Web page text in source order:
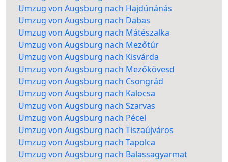
Umzug von Augsburg nach Hajdúnánás
Umzug von Augsburg nach Dabas
Umzug von Augsburg nach Mátészalka
Umzug von Augsburg nach Mezőtúr
Umzug von Augsburg nach Kisvárda
Umzug von Augsburg nach Mezőkövesd
Umzug von Augsburg nach Csongrád
Umzug von Augsburg nach Kalocsa
Umzug von Augsburg nach Szarvas
Umzug von Augsburg nach Pécel
Umzug von Augsburg nach Tiszaújváros
Umzug von Augsburg nach Tapolca
Umzug von Augsburg nach Balassagyarmat